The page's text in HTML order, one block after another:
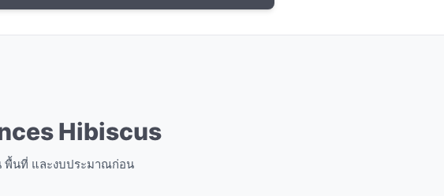
Hibiscus
พื้นที่ และงบประมาณก่อน